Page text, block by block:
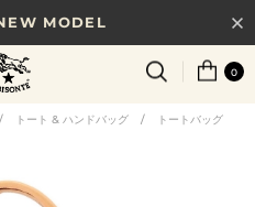
MODEL
11,000円以上で送料無料
る、新しいギフトガイド
0
/ トート & ハンドバッグ / トートバッグ